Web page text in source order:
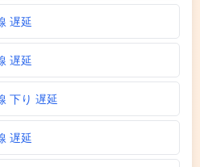
遅延
遅延
下り 遅延
遅延